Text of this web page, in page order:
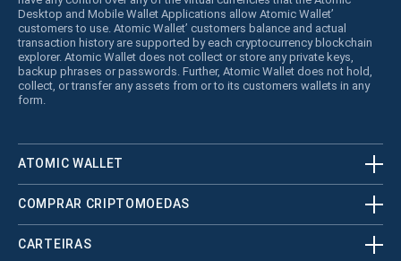
Desktop and Mobile Wallet Applications allow Atomic Wallet’
customers to use. Atomic Wallet’ customers balance and actual
transaction history are supported by each cryptocurrency blockchain
explorer. Atomic Wallet does not collect or store any private keys,
backup phrases or passwords. Further, Atomic Wallet does not hold,
collect, or transfer any assets from or to its customers wallets in any
form.
ATOMIC WALLET
COMPRAR CRIPTOMOEDAS
CARTEIRAS